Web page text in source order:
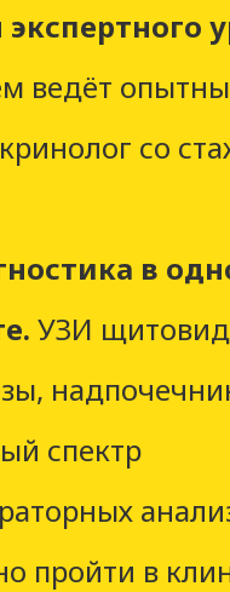
экспертного
ведёт
со
в
УЗИ
спектр
пройти в